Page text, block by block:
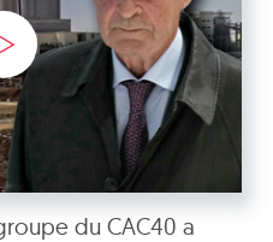
du CAC40 a